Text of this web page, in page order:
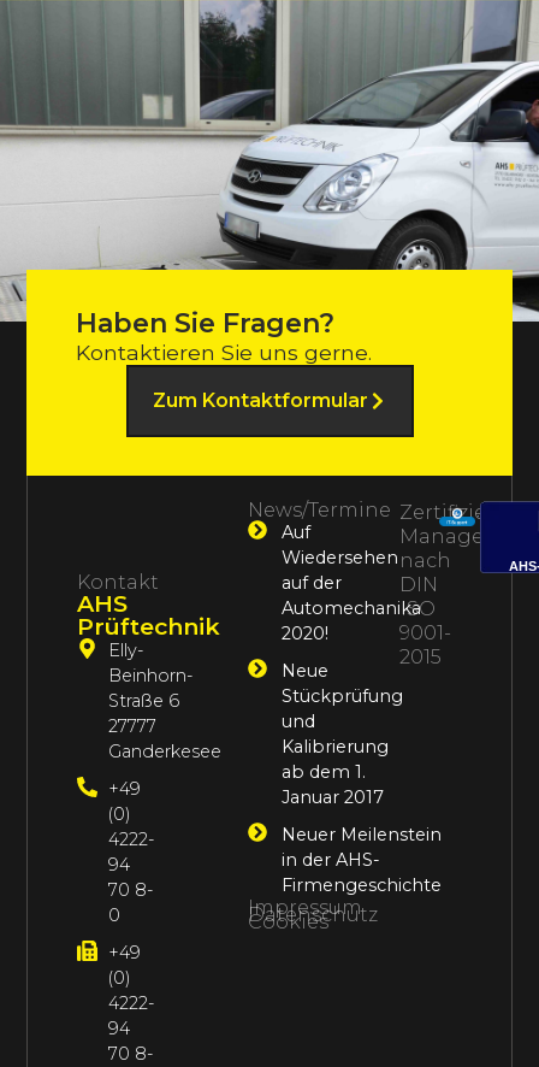
Haben Sie Fragen?
Kontaktieren Sie uns gerne.
Zum Kontaktformular
News/Termine
Auf
Wiedersehen
auf der
Automechanika
2020!
Neue
Stückprüfung
und
Kalibrierung
ab dem 1.
Januar 2017
Neuer Meilenstein
in der AHS-
Firmengeschichte
Impressum
Datenschutz
Cookies
Kontakt
AHS
Prüftechnik
Elly-
Beinhorn-
Straße 6
27777
Ganderkesee
+49
(0)
4222-
94
70 8-
0
+49
(0)
4222-
94
70 8-
Zertifiziertes
nach
DIN
ISO
9001-
2015